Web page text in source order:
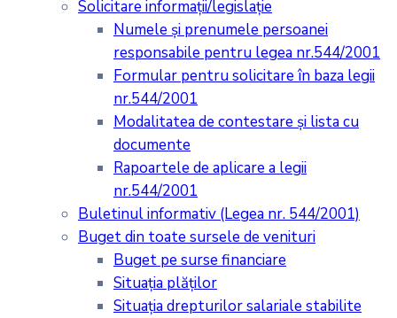
Solicitare informații/legislație
Numele și prenumele persoanei
responsabile pentru legea nr.544/2001
Formular pentru solicitare în baza legii
nr.544/2001
Modalitatea de contestare și lista cu
documente
Rapoartele de aplicare a legii
nr.544/2001
Buletinul informativ (Legea nr. 544/2001)
Buget din toate sursele de venituri
Buget pe surse financiare
Situaţia plăţilor
Situaţia drepturilor salariale stabilite